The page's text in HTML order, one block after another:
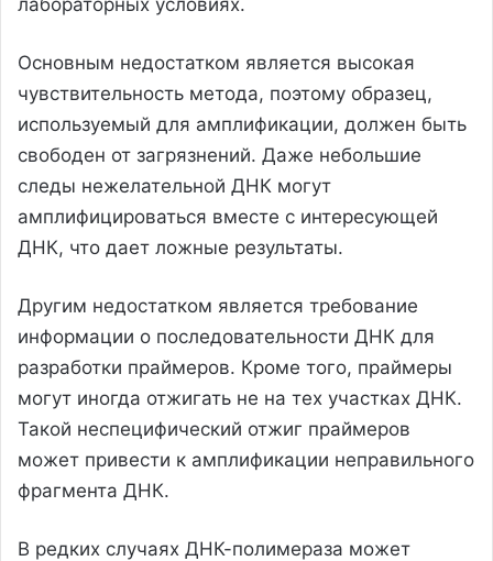
Основным недостатком является высокая
чувствительность метода, поэтому образец,
используемый для амплификации, должен быть
свободен от загрязнений. Даже небольшие
следы нежелательной ДНК могут
амплифицироваться вместе с интересующей
ДНК, что дает ложные результаты.
Другим недостатком является требование
информации о последовательности ДНК для
разработки праймеров. Кроме того, праймеры
могут иногда отжигать не на тех участках ДНК.
Такой неспецифический отжиг праймеров
может привести к амплификации неправильного
фрагмента ДНК.
В редких случаях ДНК-полимераза может